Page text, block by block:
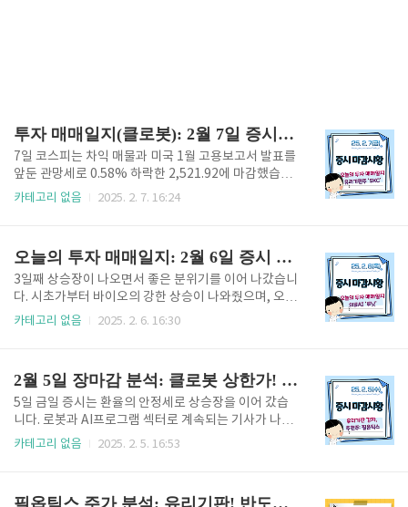
투자 매매일지(클로봇): 2월 7일 증시 장마감, 유리기판 'SKC'
7일 코스피는 차익 매물과 미국 1월 고용보고서 발표를
앞둔 관망세로 0.58% 하락한 2,521.92에 마감했습니
다. 삼성바이오로직스는 시총 3위로 올라섰고, 대왕고
주 바로가기오늘의 극비 추천주! 분석 글입니다. 폭등
전 바로 들어가셔서 확인하시고, 투자에 적용해 보세
요! 1. 오늘의 투자 매매일지(7일 금요일) 클로봇 오
늘도 상승!오늘 매매 내역은 없습니다.클로봇의 상단이
열려 있어 상승장이 계속되고 있습니다. 매수 후 3일간
카테고리 없음 2025. 2. 7. 16:24
오늘의 투자 매매일지: 2월 6일 증시 장마감, 의료AI '루닛'
3일째 상승장이 나오면서 좋은 분위기를 이어 나갔습니
다. 시초가부터 바이오의 강한 상승이 나와줬으며, 오후
장에는 반도체에도 수급이 들어오면서 상승해 줬습니
전 바로 들어가셔서 확인하시고, 투자에 적용해 보세
요! 1. 오늘의 투자 매매일지(6일 목요일) 클로봇 시
초가 절반 매도, 계좌 수익 플러스 전환!어제 이야기드
린 데로 오늘 클로봇을 시초가에 매도 후 절반은 아직
가지고 있습니다. 상단이 열려 있어 최대한 수익을 보면
카테고리 없음 2025. 2. 6. 16:30
2월 5일 장마감 분석: 클로봇 상한가! (추천주- 필옵틱스)
5일 금일 증시는 환율의 안정세로 상승장을 이어 갔습
니다. 로봇과 AI프로그램 섹터로 계속되는 기사가 나오
며 오늘도 장을 이끄는 모습이 나왔습니다.반도체와 2
카테고리 없음 2025. 2. 5. 16:53
필옵틱스 주가 분석: 유리기판! 반도체 게임 체인저